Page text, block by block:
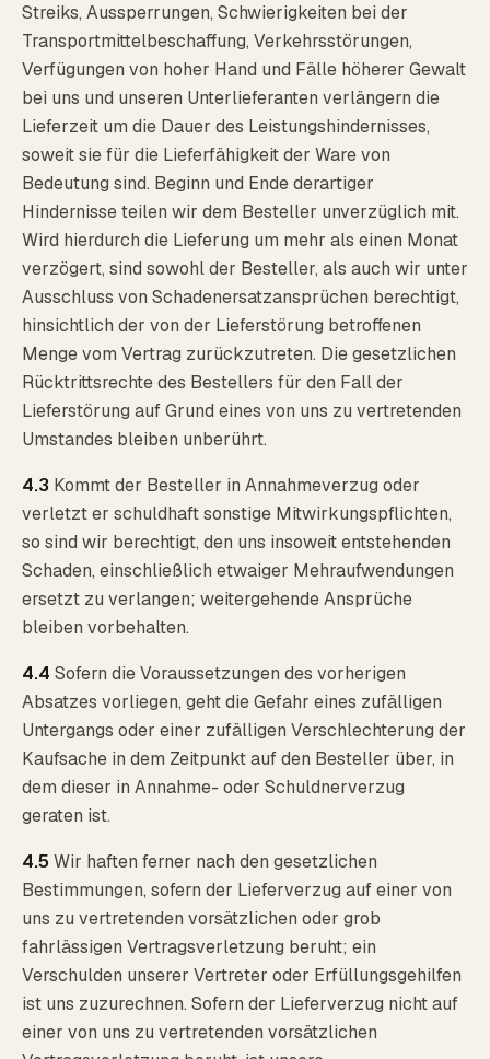
Streiks, Aussperrungen, Schwierigkeiten bei der
Transportmittelbeschaffung, Verkehrsstörungen,
Verfügungen von hoher Hand und Fälle höherer Gewalt
bei uns und unseren Unterlieferanten verlängern die
Lieferzeit um die Dauer des Leistungshindernisses,
soweit sie für die Lieferfähigkeit der Ware von
Bedeutung sind. Beginn und Ende derartiger
Hindernisse teilen wir dem Besteller unverzüglich mit.
Wird hierdurch die Lieferung um mehr als einen Monat
verzögert, sind sowohl der Besteller, als auch wir unter
Ausschluss von Schadenersatzansprüchen berechtigt,
hinsichtlich der von der Lieferstörung betroffenen
Menge vom Vertrag zurückzutreten. Die gesetzlichen
Rücktrittsrechte des Bestellers für den Fall der
Lieferstörung auf Grund eines von uns zu vertretenden
Umstandes bleiben unberührt.
4.3 Kommt der Besteller in Annahmeverzug oder
verletzt er schuldhaft sonstige Mitwirkungspflichten,
so sind wir berechtigt, den uns insoweit entstehenden
Schaden, einschließlich etwaiger Mehraufwendungen
ersetzt zu verlangen; weitergehende Ansprüche
bleiben vorbehalten.
4.4 Sofern die Voraussetzungen des vorherigen
Absatzes vorliegen, geht die Gefahr eines zufälligen
Untergangs oder einer zufälligen Verschlechterung der
Kaufsache in dem Zeitpunkt auf den Besteller über, in
dem dieser in Annahme- oder Schuldnerverzug
geraten ist.
4.5 Wir haften ferner nach den gesetzlichen
Bestimmungen, sofern der Lieferverzug auf einer von
uns zu vertretenden vorsätzlichen oder grob
fahrlässigen Vertragsverletzung beruht; ein
Verschulden unserer Vertreter oder Erfüllungsgehilfen
ist uns zuzurechnen. Sofern der Lieferverzug nicht auf
einer von uns zu vertretenden vorsätzlichen